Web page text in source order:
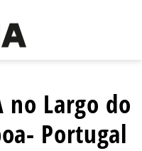
no Largo do
Portugal